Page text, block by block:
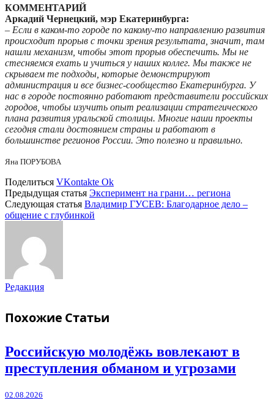
КОММЕНТАРИЙ
Аркадий Чернецкий, мэр Екатеринбурга:
– Если в каком-то городе по какому-то направлению развития
происходит прорыв с точки зрения результата, значит, там
нашли механизм, чтобы этот прорыв обеспечить. Мы не
стесняемся ехать и учиться у наших коллег. Мы также не
скрываем те подходы, которые демонстрируют
администрация и все бизнес-сообщество Екатеринбурга. У
нас в городе постоянно работают представители российских
городов, чтобы изучить опыт реализации стратегического
плана развития уральской столицы. Многие наши проекты
сегодня стали достоянием страны и работают в
большинстве регионов России. Это полезно и правильно.
Яна ПОРУБОВА
Поделиться VKontakte Ok
Предыдущая статья Эксперимент на грани… региона
Следующая статья Владимир ГУСЕВ: Благодарное дело –
общение с глубинкой
Редакция
Похожие Статьи
Российскую молодёжь вовлекают в
преступления обманом и угрозами
02.08.2026